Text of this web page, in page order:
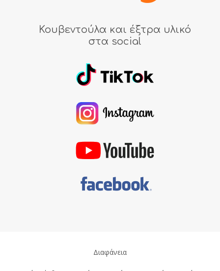
Κουβεντούλα και έξτρα υλικό
στα social
Διαφάνεια